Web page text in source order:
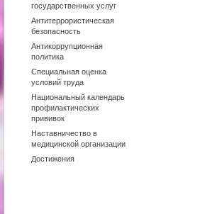
государственных услуг
Антитеррористическая
безопасность
Антикоррупционная
политика
Специальная оценка
условий труда
Национальный календарь
профилактических
прививок
Наставничество в
медицинской организации
Достижения